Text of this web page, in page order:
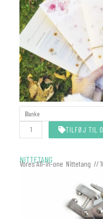
KALKEROMSLAG
MATCHER
INVITATIONEN
TILFØJ TIL
NITTETANG
Vores All-in-one Nittetang //